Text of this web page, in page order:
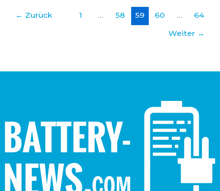
← Zurück 1 … 58 59 60 …
64
Weiter →